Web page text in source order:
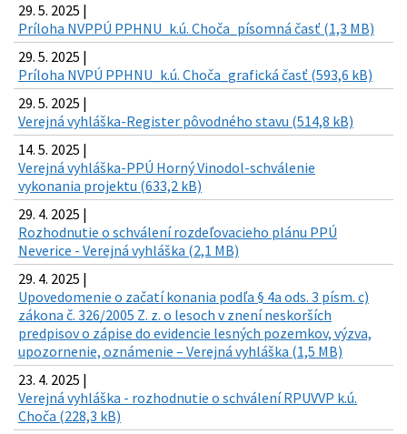
29. 5. 2025 |
Príloha NVPPÚ PPHNU_k.ú. Choča_písomná časť (1,3 MB)
29. 5. 2025 |
Príloha NVPÚ PPHNU_k.ú. Choča_grafická časť (593,6 kB)
29. 5. 2025 |
Verejná vyhláška-Register pôvodného stavu (514,8 kB)
14. 5. 2025 |
Verejná vyhláška-PPÚ Horný Vinodol-schválenie
vykonania projektu (633,2 kB)
29. 4. 2025 |
Rozhodnutie o schválení rozdeľovacieho plánu PPÚ
Neverice - Verejná vyhláška (2,1 MB)
29. 4. 2025 |
Upovedomenie o začatí konania podľa § 4a ods. 3 písm. c)
zákona č. 326/2005 Z. z. o lesoch v znení neskorších
predpisov o zápise do evidencie lesných pozemkov, výzva,
upozornenie, oznámenie – Verejná vyhláška (1,5 MB)
23. 4. 2025 |
Verejná vyhláška - rozhodnutie o schválení RPUVVP k.ú.
Choča (228,3 kB)